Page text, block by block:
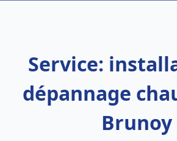
Service:
dépannage
Brunoy